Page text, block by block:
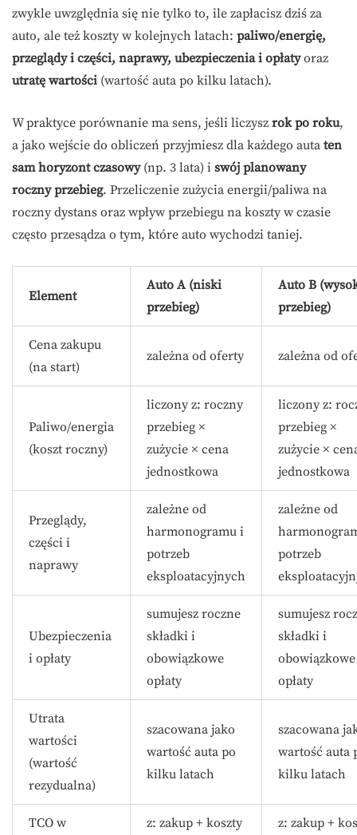
zwykle uwzględnia się nie tylko to, ile zapłacisz dziś za
auto, ale też koszty w kolejnych latach: paliwo/energię,
przeglądy i części, naprawy, ubezpieczenia i opłatyoraz
utratę wartości (wartość auta po kilku latach).
W praktyce porównanie ma sens, jeśli liczysz rok po roku,
a jako wejście do obliczeń przyjmiesz dla każdego auta ten
sam horyzont czasowy(np. 3 lata) i swój planowany
roczny przebieg. Przeliczenie zużycia energii/paliwa na
roczny dystans oraz wpływ przebiegu na koszty w czasie
często przesądza o tym, które auto wychodzi taniej.
Element
Auto A (niski
przebieg)
Auto B
przebieg)
Cena zakupu
(na start)
zależna od oferty zależna od
Paliwo/energia
(koszt roczny)
liczony z: roczny
przebieg ×
zużycie × cena
jednostkowa
liczony z:
przebieg ×
zużycie ×
jednostkowa
Przeglądy,
części i
naprawy
zależne od
harmonogramu i
potrzeb
eksploatacyjnych
zależne od
potrzeb
Ubezpieczenia
i opłaty
sumujesz roczne
składki i
obowiązkowe
opłaty
sumujesz
składki i
obowiązkowe
opłaty
Utrata
wartości
(wartość
rezydualna)
szacowana jako
wartość auta po
kilku latach
szacowana
wartość auta
kilku latach
TCO w
z: zakup + koszty
z: zakup +